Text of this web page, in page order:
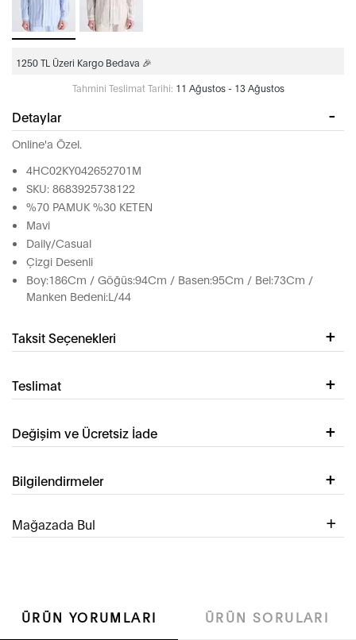
1250 TL Üzeri Kargo Bedava 🎉
Tahmini Teslimat Tarihi: 11 Ağustos - 13 Ağustos
Detaylar
Online'a Özel.
4HC02KY042652701M
SKU: 8683925738122
%70 PAMUK %30 KETEN
Mavi
Daily/Casual
Çizgi Desenli
Boy:186Cm / Göğüs:94Cm / Basen:95Cm / Bel:73Cm /
Manken Bedeni:L/44
Taksit Seçenekleri
Teslimat
Değişim ve Ücretsiz İade
Bilgilendirmeler
Mağazada Bul
ÜRÜN YORUMLARI ÜRÜN SORULARI